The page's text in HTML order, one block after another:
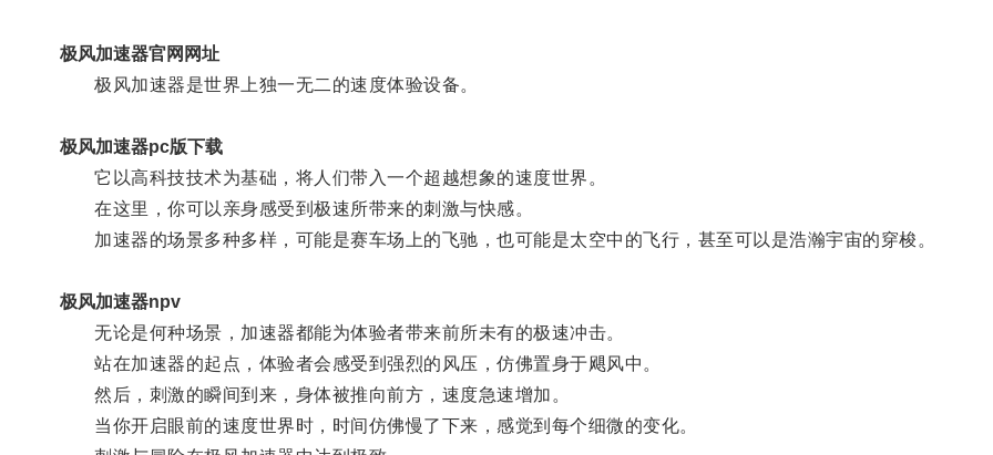
极风加速器官网网址
极风加速器是世界上独一无二的速度体验设备。
极风加速器pc版下载
它以高科技技术为基础，将人们带入一个超越想象的速度世界。
在这里，你可以亲身感受到极速所带来的刺激与快感。
加速器的场景多种多样，可能是赛车场上的飞驰，也可能是太空中的飞行，甚至可以是浩瀚宇宙的穿梭。
极风加速器npv
无论是何种场景，加速器都能为体验者带来前所未有的极速冲击。
站在加速器的起点，体验者会感受到强烈的风压，仿佛置身于飓风中。
然后，刺激的瞬间到来，身体被推向前方，速度急速增加。
当你开启眼前的速度世界时，时间仿佛慢了下来，感觉到每个细微的变化。